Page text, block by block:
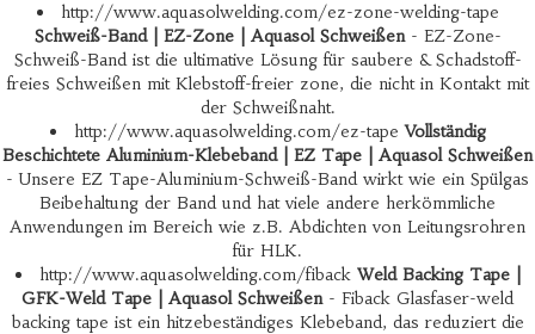
http://www.aquasolwelding.com/ez-zone-welding-tape
Schweiß-Band | EZ-Zone | Aquasol Schweißen- EZ-Zone-
Schweiß-Band ist die ultimative Lösung für saubere & Schadstoff-
freies Schweißen mit Klebstoff-freier zone, die nicht in Kontakt mit
der Schweißnaht.
http://www.aquasolwelding.com/ez-tapeVollständig
Beschichtete Aluminium-Klebeband | EZ Tape | Aquasol Schweißen
- Unsere EZ Tape-Aluminium-Schweiß-Band wirkt wie ein Spülgas
Beibehaltung der Band und hat viele andere herkömmliche
Anwendungen im Bereich wie z.B. Abdichten von Leitungsrohren
für HLK.
http://www.aquasolwelding.com/fiback Weld Backing Tape |
GFK-Weld Tape | Aquasol Schweißen- Fiback Glasfaser-weld
backing tape ist ein hitzebeständiges Klebeband, das reduziert die